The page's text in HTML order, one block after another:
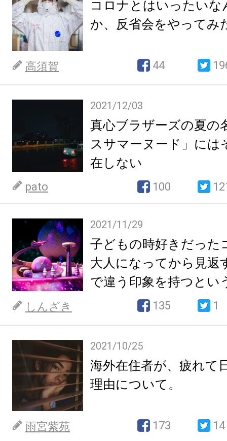
コロナとはいったいな
か、反省会をやってみ
高須賀 44
2021/12/03
真心ブラザーズの夏の
スサマーヌード」には
在しない
pato 100
2021/11/29
子どもの時好きだった
大人になってから見返
で違う印象を持つとい
しんざき 135 1
2021/10/25
海外在住者が、疲れて
理由について。
雨宮紫苑 173 14